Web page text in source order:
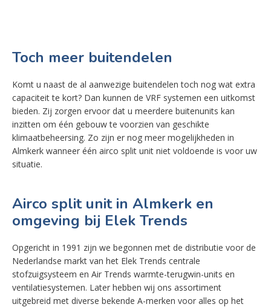
Toch meer buitendelen
Komt u naast de al aanwezige buitendelen toch nog wat extra
capaciteit te kort? Dan kunnen de VRF systemen een uitkomst
bieden. Zij zorgen ervoor dat u meerdere buitenunits kan
inzitten om één gebouw te voorzien van geschikte
klimaatbeheersing. Zo zijn er nog meer mogelijkheden in
Almkerk wanneer één airco split unit niet voldoende is voor uw
situatie.
Airco split unit in Almkerk en
omgeving bij Elek Trends
Opgericht in 1991 zijn we begonnen met de distributie voor de
Nederlandse markt van het Elek Trends centrale
stofzuigsysteem en Air Trends warmte-terugwin-units en
ventilatiesystemen. Later hebben wij ons assortiment
uitgebreid met diverse bekende A-merken voor alles op het